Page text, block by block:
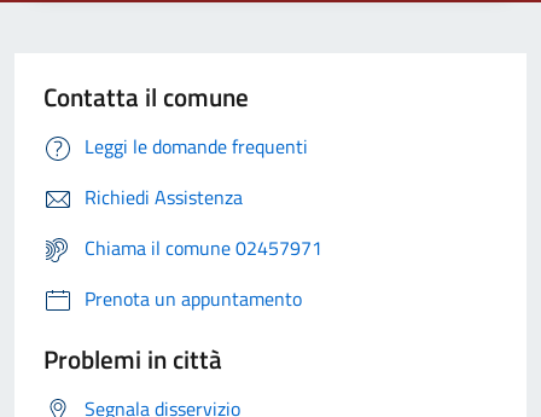
Contatta il comune
Leggi le domande frequenti
Richiedi Assistenza
Chiama il comune 02457971
Prenota un appuntamento
Problemi in città
Segnala disservizio